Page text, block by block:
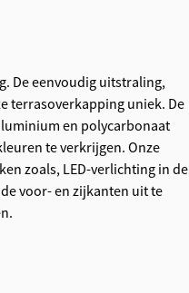
De eenvoudig uitstraling,
terrasoverkapping uniek. De
en polycarbonaat
te verkrijgen. Onze
zoals, LED-verlichting in de
voor- en zijkanten uit te